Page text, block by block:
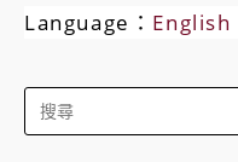
Language： English
Search
for: